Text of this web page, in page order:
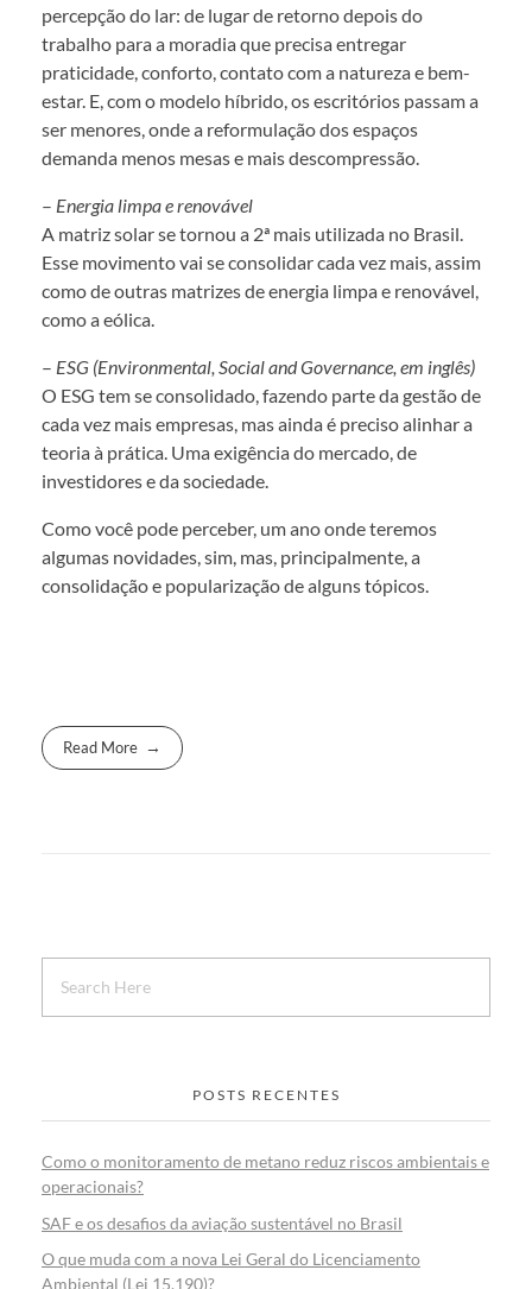
percepção do lar: de lugar de retorno depois do
trabalho para a moradia que precisa entregar
praticidade, conforto, contato com a natureza e bem-
estar. E, com o modelo híbrido, os escritórios passam a
ser menores, onde a reformulação dos espaços
demanda menos mesas e mais descompressão.
– Energia limpa e renovável
A matriz solar se tornou a 2ª mais utilizada no Brasil.
Esse movimento vai se consolidar cada vez mais, assim
como de outras matrizes de energia limpa e renovável,
como a eólica.
– ESG (Environmental, Social and Governance, em inglês)
O ESG tem se consolidado, fazendo parte da gestão de
cada vez mais empresas, mas ainda é preciso alinhar a
teoria à prática. Uma exigência do mercado, de
investidores e da sociedade.
Como você pode perceber, um ano onde teremos
algumas novidades, sim, mas, principalmente, a
consolidação e popularização de alguns tópicos.
Read More
POSTS RECENTES
Como o monitoramento de metano reduz riscos ambientais e
operacionais?
SAF e os desafios da aviação sustentável no Brasil
O que muda com a nova Lei Geral do Licenciamento
Ambiental (Lei 15.190)?